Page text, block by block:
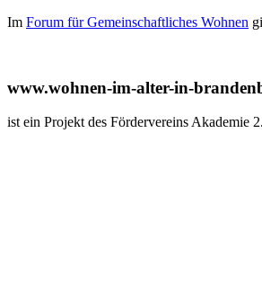
Im Forum für Gemeinschaftliches Wohnen
www.wohnen-im-alter-in-
ist ein Projekt des Fördervereins Akademie